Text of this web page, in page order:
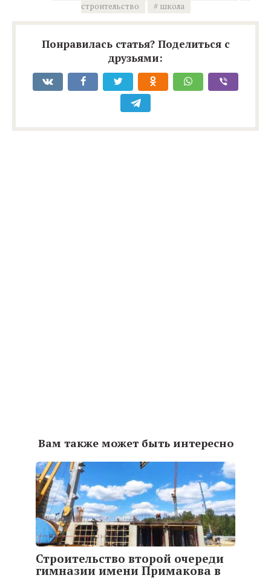
строительство
школа
Понравилась статья? Поделиться с
друзьями:
Вам также может быть интересно
Строительство второй очереди
гимназии имени Примакова в